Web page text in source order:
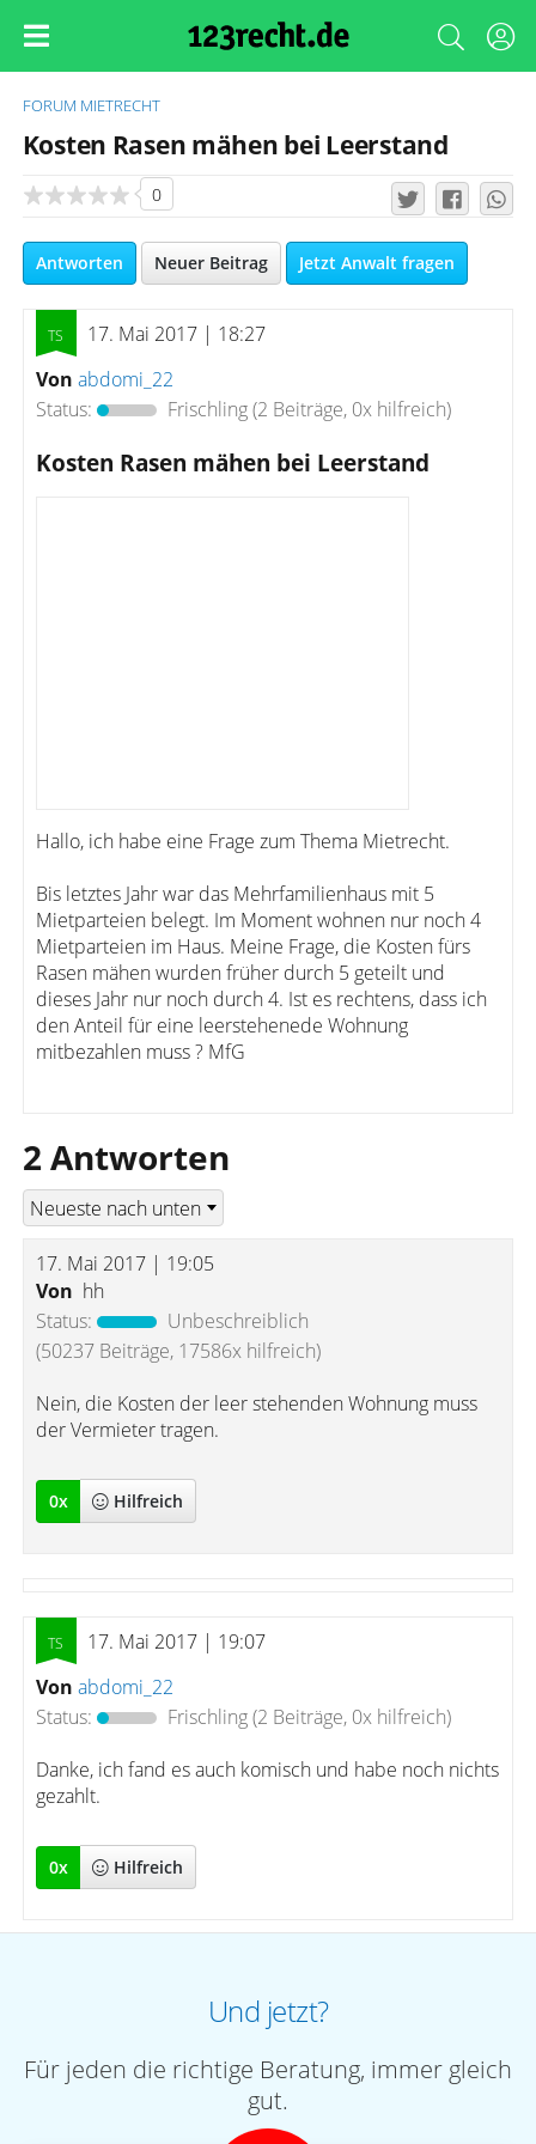
FORUM MIETRECHT
Kosten Rasen mähen bei Leerstand
0
Antworten Neuer Beitrag Jetzt Anwalt fragen
17. Mai 2017 | 18:27
Von abdomi_22
Status:
Frischling(2 Beiträge, 0x hilfreich)
Kosten Rasen mähen bei Leerstand
Hallo, ich habe eine Frage zum Thema Mietrecht.
Bis letztes Jahr war das Mehrfamilienhaus mit 5
Mietparteien belegt. Im Moment wohnen nur noch 4
Mietparteien im Haus. Meine Frage, die Kosten fürs
Rasen mähen wurden früher durch 5 geteilt und
dieses Jahr nur noch durch 4. Ist es rechtens, dass ich
den Anteil für eine leerstehenede Wohnung
mitbezahlen muss ? MfG
2 Antworten
17. Mai 2017 | 19:05
Von hh
Status:
Unbeschreiblich
(50237 Beiträge, 17586x hilfreich)
Nein, die Kosten der leer stehenden Wohnung muss
der Vermieter tragen.
0x Hilfreich
17. Mai 2017 | 19:07
Von abdomi_22
Status:
Frischling(2 Beiträge, 0x hilfreich)
Danke, ich fand es auch komisch und habe noch nichts
gezahlt.
0x Hilfreich
Und jetzt?
Für jeden die richtige Beratung, immer gleich
gut.